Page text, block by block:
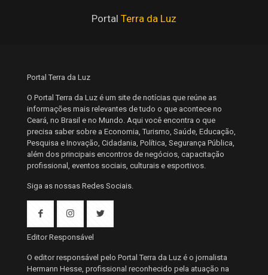
Portal Terra da Luz
Portal Terra da Luz
O Portal Terra da Luz é um site de notícias que reúne as
informações mais relevantes de tudo o que acontece no
Ceará, no Brasil e no Mundo. Aqui você encontra o que
precisa saber sobre a Economia, Turismo, Saúde, Educação,
Pesquisa e Inovação, Cidadania, Política, Segurança Pública,
além dos principais encontros de negócios, capacitação
profissional, eventos sociais, culturais e esportivos.
Siga as nossas Redes Sociais.
Editor Responsável
O editor responsável pelo Portal Terra da Luz é o jornalista
Hermann Hesse, profissional reconhecido pela atuação na